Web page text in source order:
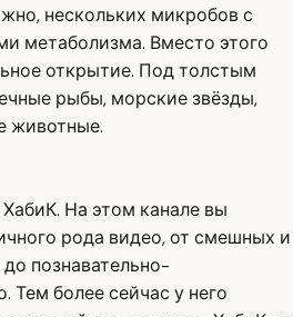
нескольких микробов с
метаболизма. Вместо этого
открытие. Под толстым
рыбы, морские звёзды,
животные.
На этом канале вы
рода видео, от смешных и
познавательно-
Тем более сейчас у него